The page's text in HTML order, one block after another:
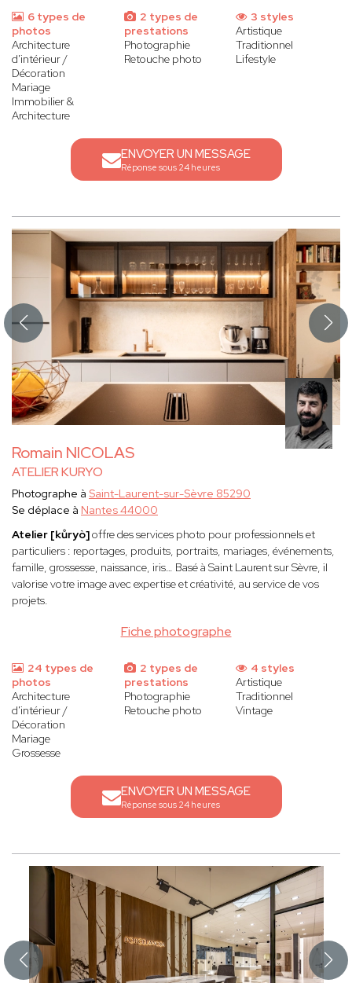
6 types de
photos
Architecture
d'intérieur /
Décoration
Mariage
Immobilier &
Architecture
2 types de
prestations
Photographie
Retouche photo
3 styles
Artistique
Traditionnel
Lifestyle
ENVOYER UN MESSAGE
Réponse sous 24 heures
Romain NICOLAS
ATELIER KURYO
Fiche photographe
Photographe à Saint-Laurent-sur-Sèvre 85290
Se déplace à Nantes 44000
Atelier [kůryò]offre des services photo pour professionnels et
particuliers : reportages, produits, portraits, mariages, événements,
famille, grossesse, naissance, iris… Basé à Saint Laurent sur Sèvre, il
valorise votre image avec expertise et créativité, au service de vos
projets.
24 types de
photos
Architecture
d'intérieur /
Décoration
Mariage
Grossesse
2 types de
prestations
Photographie
Retouche photo
4 styles
Artistique
Traditionnel
Vintage
ENVOYER UN MESSAGE
Réponse sous 24 heures